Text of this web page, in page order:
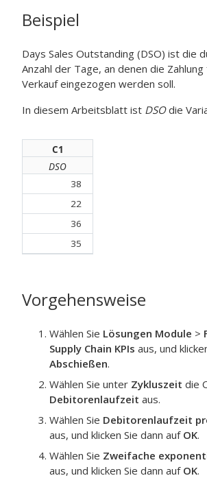
Beispiel
Days Sales Outstanding (DSO) ist die
Anzahl der Tage, an denen die Zahlung
Verkauf eingezogen werden soll.
In diesem Arbeitsblatt ist DSOdie
C1
DSO
38
22
36
35
Vorgehensweise
Wählen Sie Lösungen Module >
Supply Chain KPIs aus, und
Abschießen.
Wählen Sie unter Zykluszeit die
Debitorenlaufzeit aus.
Wählen Sie Debitorenlaufzeit
aus, und klicken Sie dann auf OK.
Wählen Sie Zweifache
aus, und klicken Sie dann auf OK.